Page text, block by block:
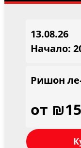
13.08.26
Начало:
Ришон
от